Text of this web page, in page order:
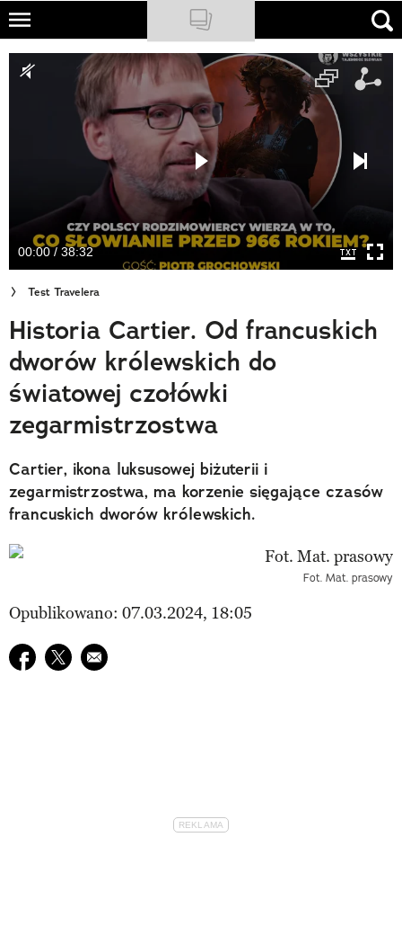
Skip
main
NATIONAL GEOGRAPHIC
Newsletter
Cuda Polski
Wielki Konkurs Fotograficzny
Trendbook Podróżniczy
Polecane
00:00 / 38:32
Test Travelera
Historia Cartier. Od francuskich
dworów królewskich do
światowej czołówki
zegarmistrzostwa
Cartier, ikona luksusowej biżuterii i
zegarmistrzostwa, ma korzenie sięgające czasów
francuskich dworów królewskich.
Fot. Mat. prasowy
Opublikowano: 07.03.2024, 18:05
Udostępnij na facebook
Udostępnij na twitter
E-mail do przyjaciela